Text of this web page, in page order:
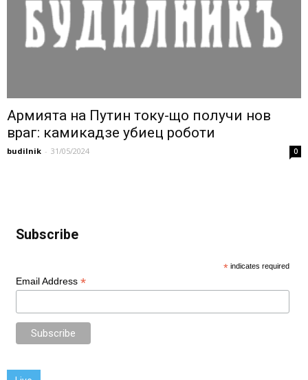
Армията на Путин току-що получи нов
враг: камикадзе убиец роботи
budilnik - 31/05/2024 0
Subscribe
* indicates required
Email Address *